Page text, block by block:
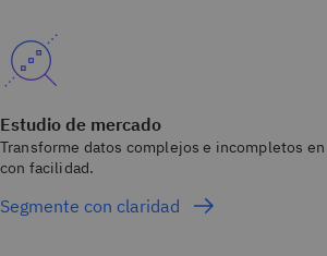
Estudio de mercado
Transforme datos complejos e incompletos
con facilidad.
Segmente con claridad